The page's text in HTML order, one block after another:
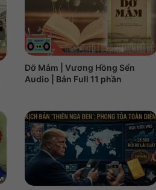
Dỡ Mắm | Vương Hồng Sển
Audio | Bản Full 11 phần